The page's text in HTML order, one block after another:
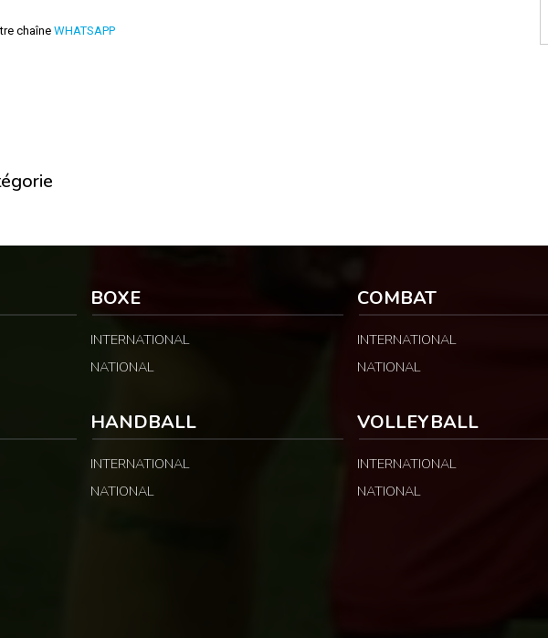
chaîne WHATSAPP
BOXE
INTERNATIONAL
NATIONAL
COMBAT
INTERNATIONAL
NATIONAL
HANDBALL
INTERNATIONAL
NATIONAL
VOLLEYBALL
INTERNATIONAL
NATIONAL